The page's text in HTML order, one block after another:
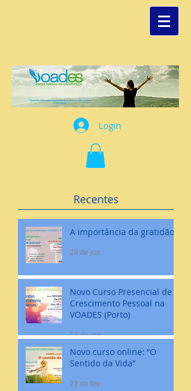
Login
Recentes
A importância da gratidão
29 de jun.
Novo Curso Presencial de
Crescimento Pessoal na
VOADES (Porto)
12 de abr.
Novo curso online: “O
Sentido da Vida”
22 de fev.